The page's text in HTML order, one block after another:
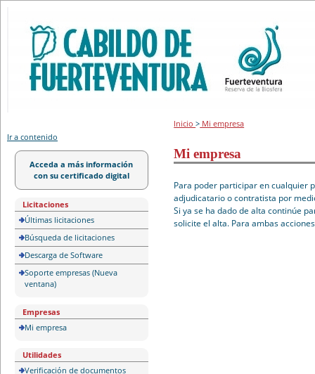
Ir a contenido
Acceda a más información
con su certificado digital
Licitaciones
Últimas licitaciones
Búsqueda de licitaciones
Descarga de Software
Soporte empresas (Nueva
ventana)
Empresas
Mi empresa
Utilidades
Verificación de documentos
Inicio> Mi empresa
Mi empresa
Para poder participar en cualquier
adjudicatario o contratista por
Si ya se ha dado de alta continúe
solicite el alta. Para ambas